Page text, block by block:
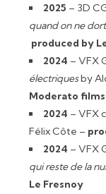
2025 – 3D
quand on ne
produced by
2024 – VFX
électriquesby
Moderato films
2024 – VFX
Félix Côte –
2024 – VFX
qui reste de la
Le Fresnoy